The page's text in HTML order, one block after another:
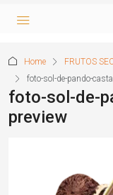
Home
FRUTOS
foto-sol-de-pando-
foto-sol-de-
preview